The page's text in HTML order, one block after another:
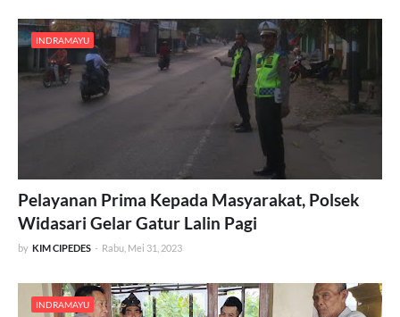
INDRAMAYU
Pelayanan Prima Kepada Masyarakat, Polsek
Widasari Gelar Gatur Lalin Pagi
by KIM CIPEDES - Rabu, Mei 31, 2023
INDRAMAYU